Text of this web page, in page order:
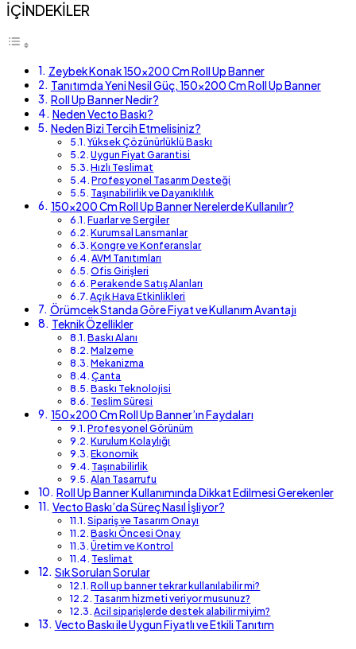
İÇİNDEKİLER
Zeybek Konak 150×200 Cm Roll Up Banner
Tanıtımda Yeni Nesil Güç, 150×200 Cm Roll Up Banner
Roll Up Banner Nedir?
Neden Vecto Baskı?
Neden Bizi Tercih Etmelisiniz?
Yüksek Çözünürlüklü Baskı
Uygun Fiyat Garantisi
Hızlı Teslimat
Profesyonel Tasarım Desteği
Taşınabilirlik ve Dayanıklılık
150×200 Cm Roll Up Banner Nerelerde Kullanılır?
Fuarlar ve Sergiler
Kurumsal Lansmanlar
Kongre ve Konferanslar
AVM Tanıtımları
Ofis Girişleri
Perakende Satış Alanları
Açık Hava Etkinlikleri
Örümcek Standa Göre Fiyat ve Kullanım Avantajı
Teknik Özellikler
Baskı Alanı
Malzeme
Mekanizma
Çanta
Baskı Teknolojisi
Teslim Süresi
150×200 Cm Roll Up Banner’ın Faydaları
Profesyonel Görünüm
Kurulum Kolaylığı
Ekonomik
Taşınabilirlik
Alan Tasarrufu
Roll Up Banner Kullanımında Dikkat Edilmesi Gerekenler
Vecto Baskı’da Süreç Nasıl İşliyor?
Sipariş ve Tasarım Onayı
Baskı Öncesi Onay
Üretim ve Kontrol
Teslimat
Sık Sorulan Sorular
Roll up banner tekrar kullanılabilir mi?
Tasarım hizmeti veriyor musunuz?
Acil siparişlerde destek alabilir miyim?
Vecto Baskı ile Uygun Fiyatlı ve Etkili Tanıtım